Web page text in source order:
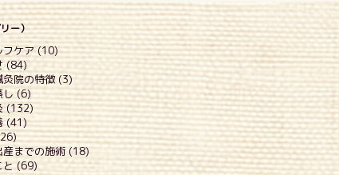
ー）
フケア (10)
(84)
灸院の特徴 (3)
し (6)
(132)
(41)
産までの施術 (18)
と (69)